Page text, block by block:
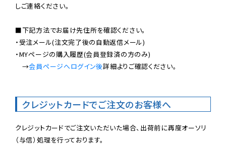
しご連絡ください。
■下記方法でお届け先住所を確認ください。
・受注メール(注文完了後の自動返信メール)
・MYページの購入履歴(会員登録済の方のみ)
→会員ページへログイン後詳細よりご確認ください。
クレジットカードでご注文のお客様へ
クレジットカードでご注文いただいた場合、出荷前に再度オーソリ
（与信）処理を行っております。